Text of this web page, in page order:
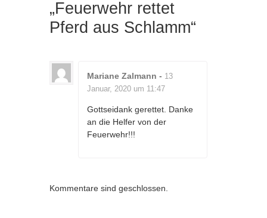
„Feuerwehr rettet
Pferd aus Schlamm“
Mariane Zalmann - 13
Januar, 2020 um 11:47
Gottseidank gerettet. Danke
an die Helfer von der
Feuerwehr!!!
Kommentare sind geschlossen.